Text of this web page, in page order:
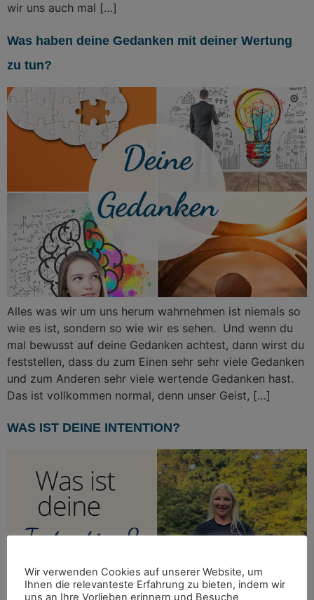
wir uns auch mal […]
Was haben deine Gedanken mit deiner Wertung
zu tun?
Alles was wir um uns herum wahrnehmen ist niemals so
wie es ist, sondern so wie wir es sehen. Und wenn du
mal bewusst auf deine Gedanken achtest, dann wirst du
feststellen, dass du zum Einen sehr sehr viele Gedanken
und zum Anderen sehr viele wertende Gedanken hast.
Das ist vollkommen normal, denn unser Geist, […]
WAS IST DEINE INTENTION?
Wir verwenden Cookies auf unserer Website, um
Ihnen die relevanteste Erfahrung zu bieten, indem wir
uns an Ihre Vorlieben erinnern und Besuche